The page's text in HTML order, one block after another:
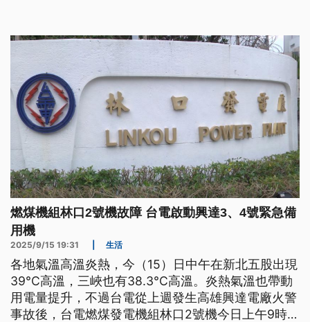
燃煤機組林口2號機故障 台電啟動興達3、4號緊急備
用機
2025/9/15 19:31 生活
各地氣溫高溫炎熱，今（15）日中午在新北五股出現
39°C高溫，三峽也有38.3°C高溫。炎熱氣溫也帶動
用電量提升，不過台電從上週發生高雄興達電廠火警
事故後，台電燃煤發電機組林口2號機今日上午9時